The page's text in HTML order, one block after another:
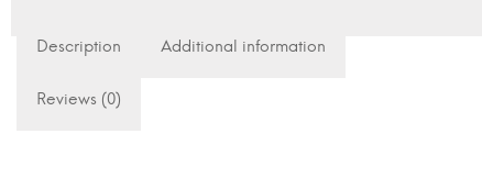
Description Additional information
Reviews (0)